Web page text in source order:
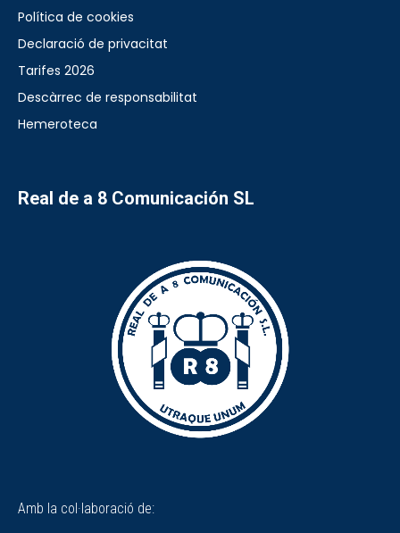
Política de cookies
Declaració de privacitat
Tarifes 2026
Descàrrec de responsabilitat
Hemeroteca
Real de a 8 Comunicación SL
Amb la col·laboració de: